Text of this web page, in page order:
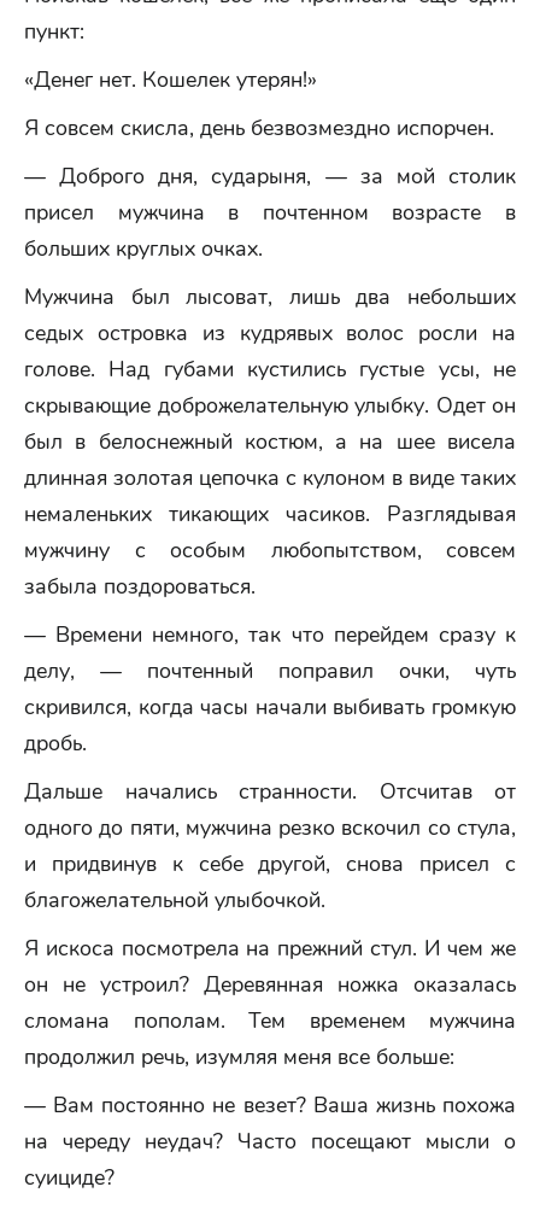
пункт:
«Денег нет. Кошелек утерян!»
Я совсем скисла, день безвозмездно испорчен.
— Доброго дня, сударыня, — за мой столик
присел мужчина в почтенном возрасте в
больших круглых очках.
Мужчина был лысоват, лишь два небольших
седых островка из кудрявых волос росли на
голове. Над губами кустились густые усы, не
скрывающие доброжелательную улыбку. Одет он
был в белоснежный костюм, а на шее висела
длинная золотая цепочка с кулоном в виде таких
немаленьких тикающих часиков. Разглядывая
мужчину с особым любопытством, совсем
забыла поздороваться.
— Времени немного, так что перейдем сразу к
делу, — почтенный поправил очки, чуть
скривился, когда часы начали выбивать громкую
дробь.
Дальше начались странности. Отсчитав от
одного до пяти, мужчина резко вскочил со стула,
и придвинув к себе другой, снова присел с
благожелательной улыбочкой.
Я искоса посмотрела на прежний стул. И чем же
он не устроил? Деревянная ножка оказалась
сломана пополам. Тем временем мужчина
продолжил речь, изумляя меня все больше:
— Вам постоянно не везет? Ваша жизнь похожа
на череду неудач? Часто посещают мысли о
суициде?